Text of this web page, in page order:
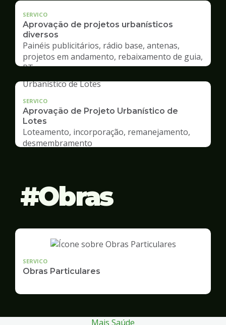
SERVICO
Aprovação de projetos urbanísticos
diversos
Painéis publicitários, rádio base, antenas,
projetos em andamento, rebaixamento de guia,
RT
SERVICO
Aprovação de Projeto Urbanístico de
Lotes
Loteamento, incorporação, remanejamento,
desmembramento
Obras
SERVICO
Obras Particulares
Mais Saúde